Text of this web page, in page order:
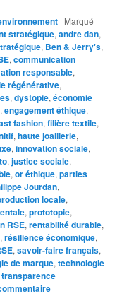
| Marqué
stratégique,andre dan,
, Ben & Jerry's,
,communication
responsable,
régénérative,
,dystopie,économie
,engagement éthique,
fashion,filière textile,
,haute joaillerie,
,innovation sociale,
,justice sociale,
,or éthique,parties
Jourdan,
locale,
,prototopie,
RSE,rentabilité durable,
,résilience économique,
,savoir-faire français,
de marque,technologie
transparence